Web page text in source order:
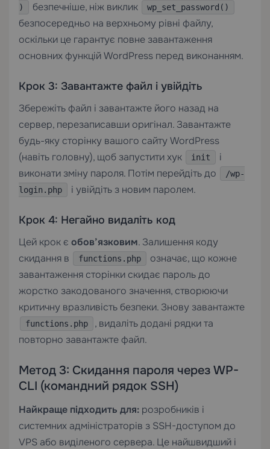
)
безпечніше, ніж виклик wp_set_password()
безпосередньо на верхньому рівні файлу,
оскільки це гарантує повне завантаження
основних функцій WordPress перед виконанням.
Крок 3: Завантажте файл і увійдіть
Збережіть файл і завантажте його назад на
сервер, перезаписавши оригінал. Завантажте
будь-яку сторінку вашого сайту WordPress
(навіть головну), щоб запустити хук
init
і
виконати зміну пароля. Потім перейдіть до
/wp-
login.php
і увійдіть з новим паролем.
Крок 4: Негайно видаліть код
Цей крок є обов’язковим. Залишення коду
скидання в
functions.php
означає, що кожне
завантаження сторінки скидає пароль до
жорстко закодованого значення, створюючи
критичну вразливість безпеки. Знову завантажте
functions.php
, видаліть додані рядки та
повторно завантажте файл.
Метод 3: Скидання пароля через WP-
CLI (командний рядок SSH)
Найкраще підходить для: розробників і
системних адміністраторів з SSH-доступом до
VPS або виділеного сервера. Це найшвидший і